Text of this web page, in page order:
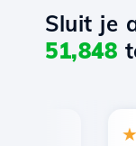
Sluit je
51,848